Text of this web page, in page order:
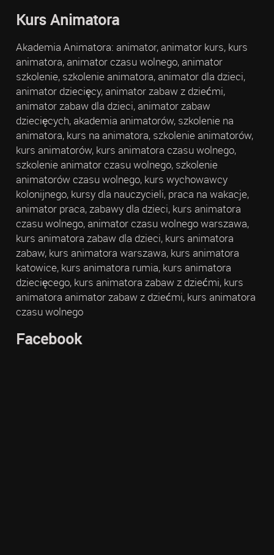
Kurs Animatora
Akademia Animatora: animator, animator kurs, kurs
animatora, animator czasu wolnego, animator
szkolenie, szkolenie animatora, animator dla dzieci,
animator dziecięcy, animator zabaw z dziećmi,
animator zabaw dla dzieci, animator zabaw
dziecięcych, akademia animatorów, szkolenie na
animatora, kurs na animatora, szkolenie animatorów,
kurs animatorów, kurs animatora czasu wolnego,
szkolenie animator czasu wolnego, szkolenie
animatorów czasu wolnego, kurs wychowawcy
kolonijnego, kursy dla nauczycieli, praca na wakacje,
animator praca, zabawy dla dzieci, kurs animatora
czasu wolnego, animator czasu wolnego warszawa,
kurs animatora zabaw dla dzieci, kurs animatora
zabaw, kurs animatora warszawa, kurs animatora
katowice, kurs animatora rumia, kurs animatora
dziecięcego, kurs animatora zabaw z dziećmi, kurs
animatora animator zabaw z dziećmi, kurs animatora
czasu wolnego
Facebook